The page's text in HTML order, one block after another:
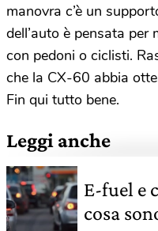
manovra c’è un
dell’auto è pensata per
con pedoni o ciclisti.
che la CX-60 abbia
Fin qui tutto bene.
Leggi anche
E-fuel e
cosa